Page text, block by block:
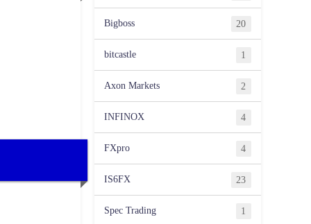
Bigboss 20
bitcastle 1
Axon Markets 2
INFINOX 4
FXpro 4
IS6FX 23
Spec Trading 1